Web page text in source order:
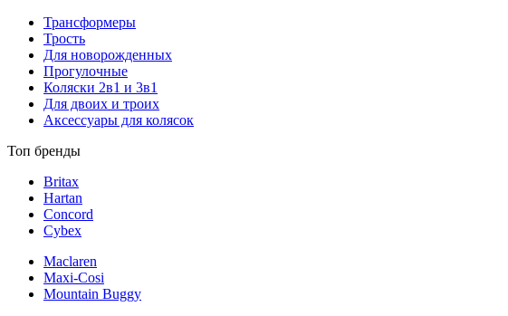
Трансформеры
Трость
Для новорожденных
Прогулочные
Коляски 2в1 и 3в1
Для двоих и троих
Аксессуары для колясок
Топ бренды
Britax
Hartan
Concord
Cybex
Maclaren
Maxi-Cosi
Mountain Buggy